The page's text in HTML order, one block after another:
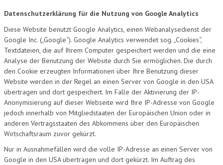
Datenschutzerklärung für die Nutzung von Google Analytics
Diese Website benutzt Google Analytics, einen Webanalysedienst der
Google Inc. („Google“). Google Analytics verwendet sog. „Cookies“,
Textdateien, die auf Ihrem Computer gespeichert werden und die eine
Analyse der Benutzung der Website durch Sie ermöglichen. Die durch
den Cookie erzeugten Informationen über Ihre Benutzung dieser
Website werden in der Regel an einen Server von Google in den USA
übertragen und dort gespeichert. Im Falle der Aktivierung der IP-
Anonymisierung auf dieser Webseite wird Ihre IP-Adresse von Google
jedoch innerhalb von Mitgliedstaaten der Europäischen Union oder in
anderen Vertragsstaaten des Abkommens über den Europäischen
Wirtschaftsraum zuvor gekürzt.
Nur in Ausnahmefällen wird die volle IP-Adresse an einen Server von
Google in den USA übertragen und dort gekürzt. Im Auftrag des